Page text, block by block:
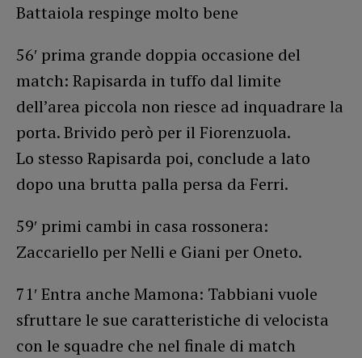
Battaiola respinge molto bene
56′ prima grande doppia occasione del
match: Rapisarda in tuffo dal limite
dell’area piccola non riesce ad inquadrare la
porta. Brivido però per il Fiorenzuola.
Lo stesso Rapisarda poi, conclude a lato
dopo una brutta palla persa da Ferri.
59′ primi cambi in casa rossonera:
Zaccariello per Nelli e Giani per Oneto.
71′ Entra anche Mamona: Tabbiani vuole
sfruttare le sue caratteristiche di velocista
con le squadre che nel finale di match